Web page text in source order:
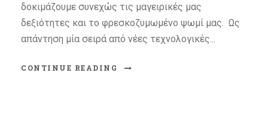
δοκιμάζουμε συνεχώς τις μαγειρικές μας
δεξιότητες και το φρεσκοζυμωμένο ψωμί μας. Ως
απάντηση μία σειρά από νέες τεχνολογικές...
CONTINUE READING